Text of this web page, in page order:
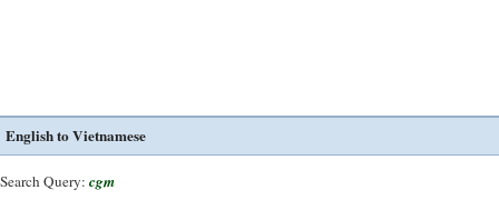
English to Vietnamese
Search Query: cgm